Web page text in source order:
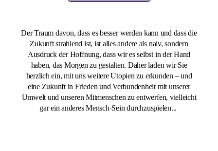
Der Traum davon, dass es besser werden kann und dass die
Zukunft strahlend ist, ist alles andere als naiv, sondern
Ausdruck der Hoffnung, dass wir es selbst in der Hand
haben, das Morgen zu gestalten. Daher laden wir Sie
herzlich ein, mit uns weitere Utopien zu erkunden – und
eine Zukunft in Frieden und Verbundenheit mit unserer
Umwelt und unseren Mitmenschen zu entwerfen, vielleicht
gar ein anderes Mensch-Sein durchzuspielen...